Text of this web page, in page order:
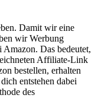
Damit wir eine
wir Werbung
Amazon. Das bedeutet,
Affiliate-Link
bestellen, erhalten
entstehen dabei
des